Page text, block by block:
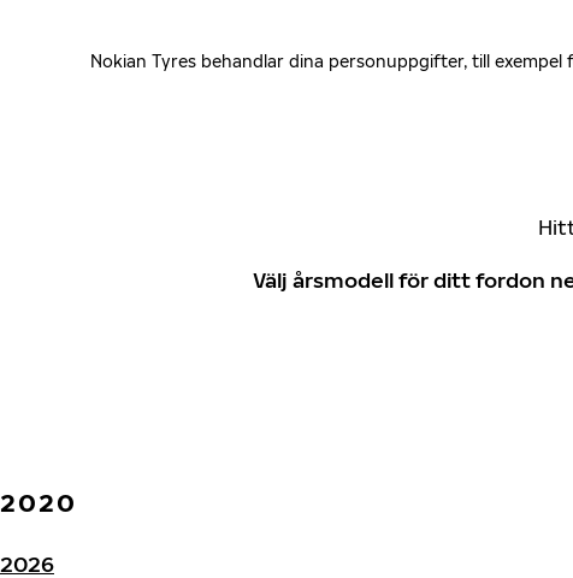
Nokian Tyres behandlar dina personuppgifter, till
Välj årsmodell för ditt fordon
2020
2026